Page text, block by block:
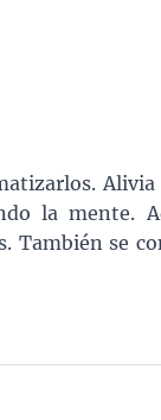
la mente.
También se